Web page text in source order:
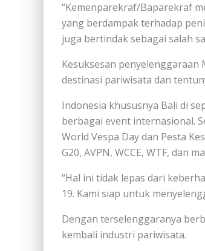
“Kemenparekraf/Baparekraf
yang berdampak terhadap
juga bertindak sebagai salah
Kesuksesan penyelenggaraan
destinasi pariwisata dan
Indonesia khususnya Bali di
berbagai event internasional.
World Vespa Day dan Pesta
G20, AVPN, WCCE, WTF, dan
“Hal ini tidak lepas dari
19. Kami siap untuk
Dengan terselenggaranya
kembali industri pariwisata.